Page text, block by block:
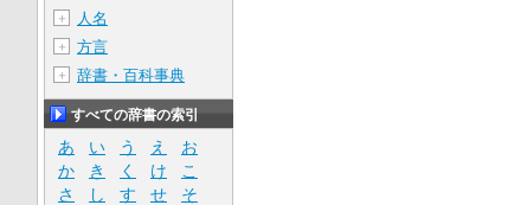
＋ 人名
＋ 方言
＋ 辞書・百科事典
すべての辞書の索引
あ い う え
お
か
き く け
こ
さ
し す せ
そ